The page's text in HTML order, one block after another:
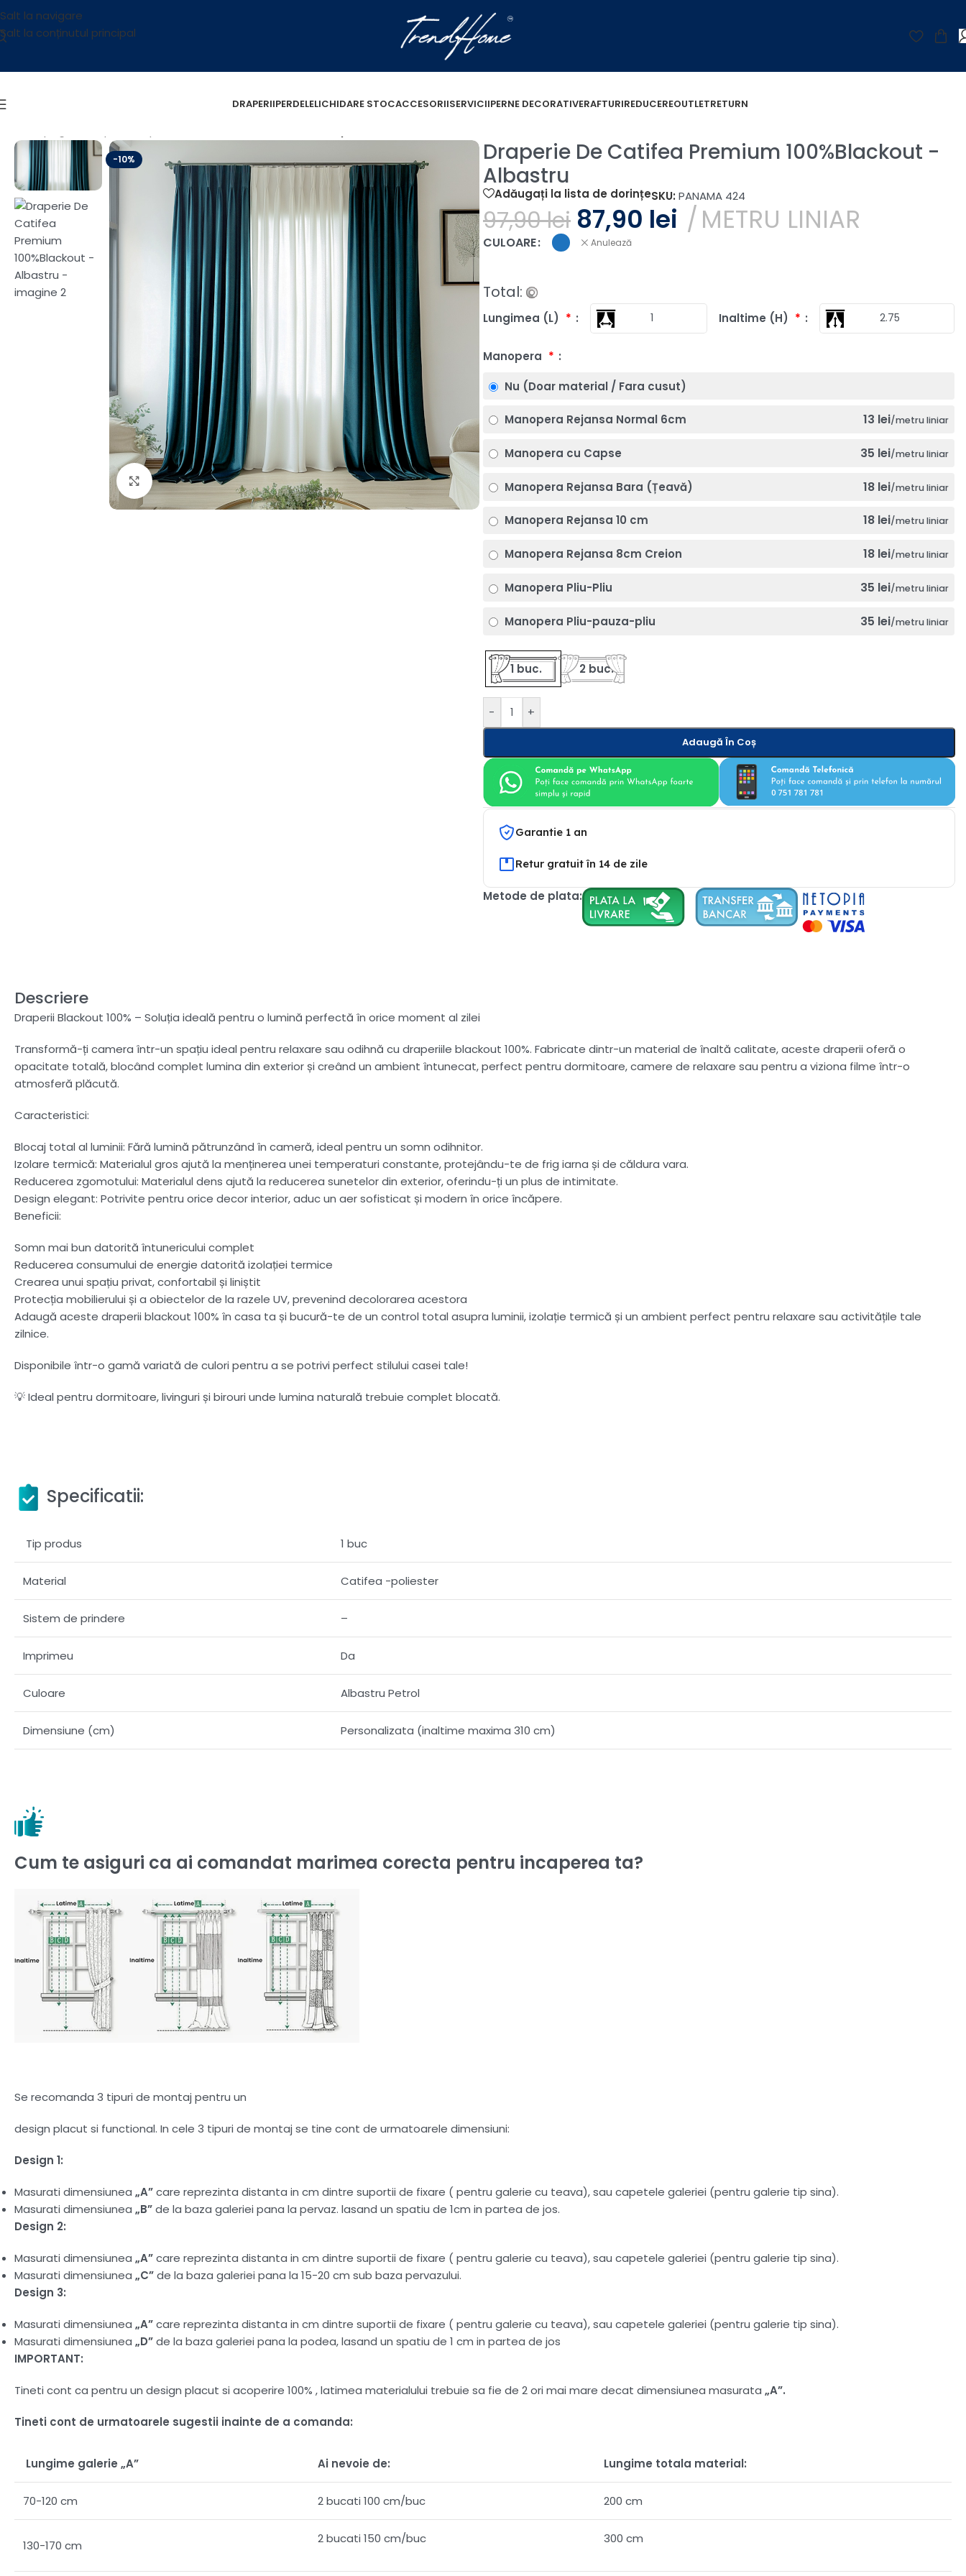
Salt la navigare
Salt la conținutul principal
DRAPERIIPERDELELICHIDARE STOCACCESORIISERVICIIPERNE DECORATIVERAFTURIREDUCEREOUTLETRETURN
-10%
Fă clic pentru a mări
Draperie De Catifea Premium 100%Blackout -
Albastru
Adăugați la lista de dorințeSKU: PANAMA 424
97,90lei 87,90 lei METRU LINIAR
CULOARE Anulează
Lungimea (L) * Inaltime (H) *
Manopera *
Nu (Doar material / Fara cusut)
Manopera Rejansa Normal 6cm 13 lei/metru liniar
Manopera cu Capse 35 lei/metru liniar
Manopera Rejansa Bara (Țeavă) 18 lei/metru liniar
Manopera Rejansa 10 cm 18 lei/metru liniar
Manopera Rejansa 8cm Creion 18 lei/metru liniar
Manopera Pliu-Pliu 35 lei/metru liniar
Manopera Pliu-pauza-pliu 35 lei/metru liniar
1 buc. 2 buc.
- +
Adaugă În Coș
Total:
Garantie 1 an
Retur gratuit în 14 de zile
Metode de plata:
Descriere
Draperii Blackout 100% – Soluția ideală pentru o lumină perfectă în orice moment al zilei
Transformă-ți camera într-un spațiu ideal pentru relaxare sau odihnă cu draperiile blackout 100%. Fabricate dintr-un material de înaltă calitate, aceste draperii oferă o
opacitate totală, blocând complet lumina din exterior și creând un ambient întunecat, perfect pentru dormitoare, camere de relaxare sau pentru a viziona filme într-o
atmosferă plăcută.
Caracteristici:
Blocaj total al luminii: Fără lumină pătrunzând în cameră, ideal pentru un somn odihnitor.
Izolare termică: Materialul gros ajută la menținerea unei temperaturi constante, protejându-te de frig iarna și de căldura vara.
Reducerea zgomotului: Materialul dens ajută la reducerea sunetelor din exterior, oferindu-ți un plus de intimitate.
Design elegant: Potrivite pentru orice decor interior, aduc un aer sofisticat și modern în orice încăpere.
Beneficii:
Somn mai bun datorită întunericului complet
Reducerea consumului de energie datorită izolației termice
Crearea unui spațiu privat, confortabil și liniștit
Protecția mobilierului și a obiectelor de la razele UV, prevenind decolorarea acestora
Adaugă aceste draperii blackout 100% în casa ta și bucură-te de un control total asupra luminii, izolație termică și un ambient perfect pentru relaxare sau activitățile tale
zilnice.
Disponibile într-o gamă variată de culori pentru a se potrivi perfect stilului casei tale!
💡 Ideal pentru dormitoare, livinguri și birouri unde lumina naturală trebuie complet blocată.
Specificatii:
Tip produs 1 buc
Material Catifea -poliester
Sistem de prindere –
Imprimeu Da
Culoare Albastru Petrol
Dimensiune (cm) Personalizata (inaltime maxima 310 cm)
Cum te asiguri ca ai comandat marimea corecta pentru incaperea ta?
Se recomanda 3 tipuri de montaj pentru un
design placut si functional. In cele 3 tipuri de montaj se tine cont de urmatoarele dimensiuni:
Design 1:
Masurati dimensiunea „A”care reprezinta distanta in cm dintre suportii de fixare ( pentru galerie cu teava), sau capetele galeriei (pentru galerie tip sina).
Masurati dimensiunea „B”de la baza galeriei pana la pervaz. lasand un spatiu de 1cm in partea de jos.
Design 2:
Masurati dimensiunea „A”care reprezinta distanta in cm dintre suportii de fixare ( pentru galerie cu teava), sau capetele galeriei (pentru galerie tip sina).
Masurati dimensiunea „C”de la baza galeriei pana la 15-20 cm sub baza pervazului.
Design 3:
Masurati dimensiunea „A”care reprezinta distanta in cm dintre suportii de fixare ( pentru galerie cu teava), sau capetele galeriei (pentru galerie tip sina).
Masurati dimensiunea „D”de la baza galeriei pana la podea, lasand un spatiu de 1 cm in partea de jos
IMPORTANT:
Tineti cont ca pentru un design placut si acoperire 100% , latimea materialului trebuie sa fie de 2 ori mai mare decat dimensiunea masurata „A”.
Tineti cont de urmatoarele sugestii inainte de a comanda:
Lungime galerie „A” Ai nevoie de: Lungime totala material:
70-120 cm 2 bucati 100 cm/buc 200 cm
130-170 cm 2 bucati 150 cm/buc 300 cm